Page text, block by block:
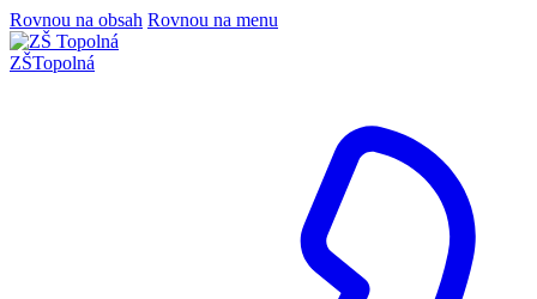
Rovnou na obsah Rovnou na menu
ZŠTopolná